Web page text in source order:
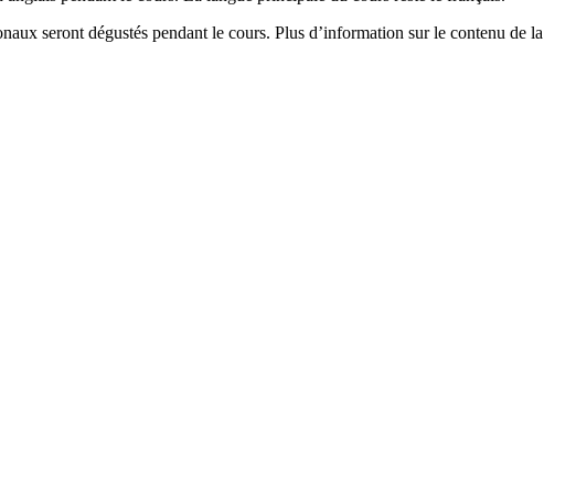
seront dégustés pendant le cours. Plus d’information sur le contenu de la